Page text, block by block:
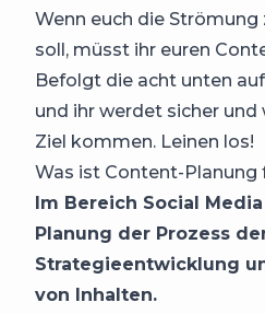
Wenn euch die
soll, müsst ihr euren
Befolgt die acht unten
und ihr werdet sicher
Ziel kommen. Leinen los!
Was ist Content-Planung
Im Bereich Social
Planung der Prozess
Strategieentwicklung
von Inhalten.